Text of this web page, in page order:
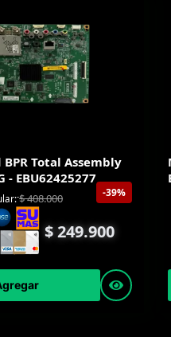
Total Assembly
- EBU62425277
-39%
$408.000
$249.900